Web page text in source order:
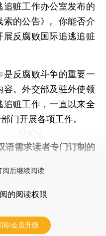
赃工作办公室发布的
索的公告》。你能否介
反腐败国际追逃追赃
是反腐败斗争的重要一
。外交部及驻外使领
赃工作，一直以来全
门开展各项工作。
语需求读者专门订制的
阅后继续阅读
的阅读权限
阅/会员升级